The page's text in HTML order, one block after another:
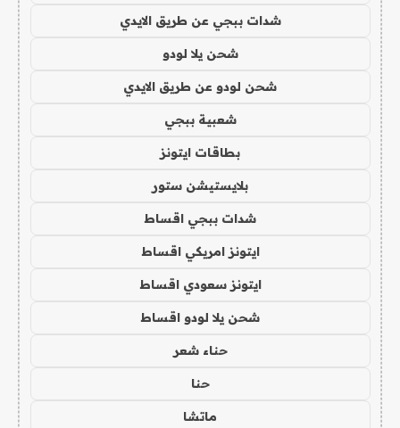
شدات ببجي عن طريق الايدي
شحن يلا لودو
شحن لودو عن طريق الايدي
شعبية ببجي
بطاقات ايتونز
بلايستيشن ستور
شدات ببجي اقساط
ايتونز امريكي اقساط
ايتونز سعودي اقساط
شحن يلا لودو اقساط
حناء شعر
حنا
ماتشا